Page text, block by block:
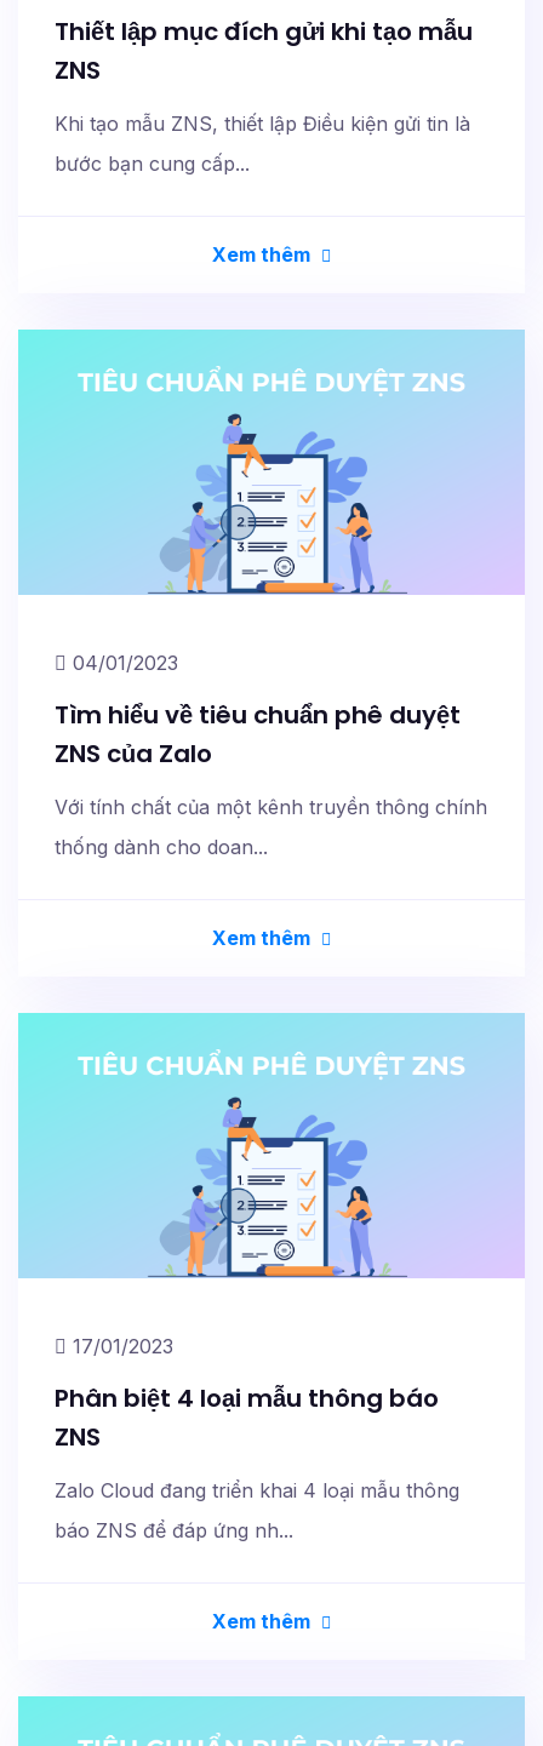
Thiết lập mục đích gửi khi tạo mẫu
ZNS
Khi tạo mẫu ZNS, thiết lập Điều kiện gửi tin là
bước bạn cung cấp...
Xem thêm
04/01/2023
Tìm hiểu về tiêu chuẩn phê duyệt
ZNS của Zalo
Với tính chất của một kênh truyền thông chính
thống dành cho doan...
Xem thêm
17/01/2023
Phân biệt 4 loại mẫu thông báo
ZNS
Zalo Cloud đang triển khai 4 loại mẫu thông
báo ZNS để đáp ứng nh...
Xem thêm